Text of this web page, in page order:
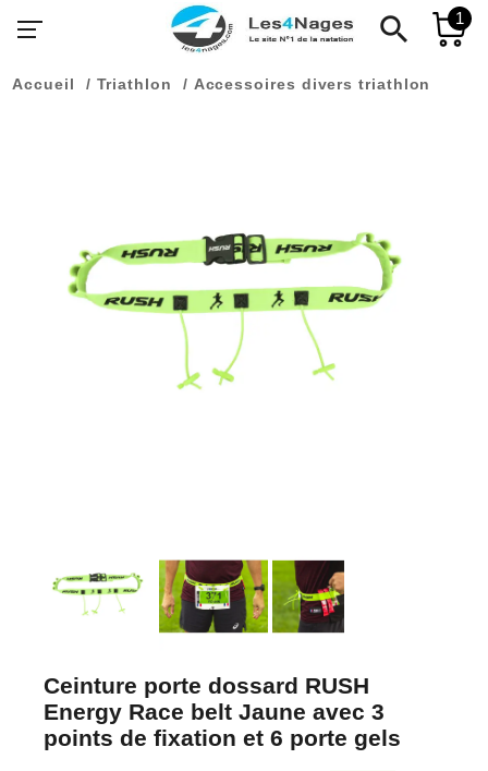
search 1
Accueil Triathlon Accessoires divers triathlon
Ceinture porte dossard RUSH
Energy Race belt Jaune avec 3
points de fixation et 6 porte gels